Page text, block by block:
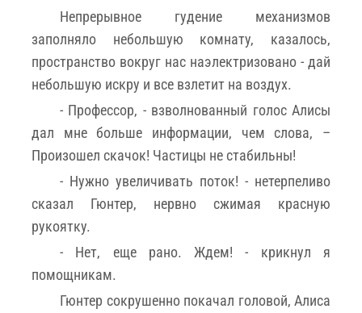
Непрерывное гудение механизмов
заполняло небольшую комнату, казалось,
пространство вокруг нас наэлектризовано - дай
небольшую искру и все взлетит на воздух.
- Профессор, - взволнованный голос Алисы
дал мне больше информации, чем слова, –
Произошел скачок! Частицы не стабильны!
- Нужно увеличивать поток! - нетерпеливо
сказал Гюнтер, нервно сжимая красную
рукоятку.
- Нет, еще рано. Ждем! - крикнул я
помощникам.
Гюнтер сокрушенно покачал головой, Алиса